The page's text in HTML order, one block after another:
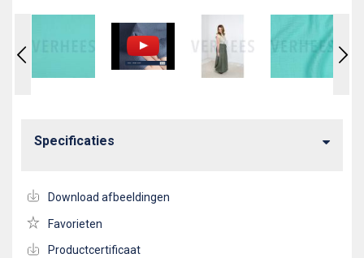
Specificaties
Download afbeeldingen
Favorieten
Productcertificaat